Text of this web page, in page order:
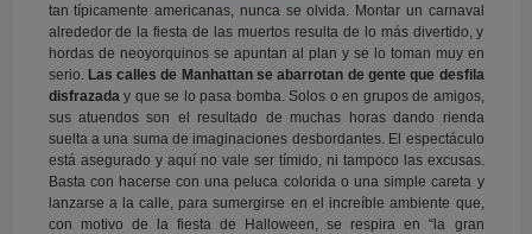
tan típicamente americanas, nunca se olvida. Montar un carnaval
alrededor de la fiesta de las muertos resulta de lo más divertido, y
hordas de neoyorquinos se apuntan al plan y se lo toman muy en
serio. Las calles de Manhattan se abarrotan de gente que desfila
disfrazada y que se lo pasa bomba. Solos o en grupos de amigos,
sus atuendos son el resultado de muchas horas dando rienda
suelta a una suma de imaginaciones desbordantes. El espectáculo
está asegurado y aquí no vale ser tímido, ni tampoco las excusas.
Basta con hacerse con una peluca colorida o una simple careta y
lanzarse a la calle, para sumergirse en el increíble ambiente que,
con motivo de la fiesta de Halloween, se respira en “la gran